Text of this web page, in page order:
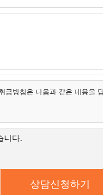
급방침은 다음과 같은 내용을
상담신청)
니다.